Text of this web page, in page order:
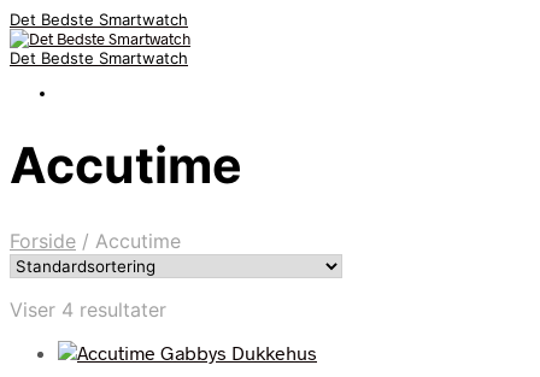
Det Bedste Smartwatch
Det Bedste Smartwatch
Accutime
Forside / Accutime
Viser 4 resultater